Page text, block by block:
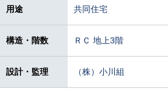
用途 共同住宅
構造・階数 ＲＣ 地上3階
設計・監理 （株）小川組